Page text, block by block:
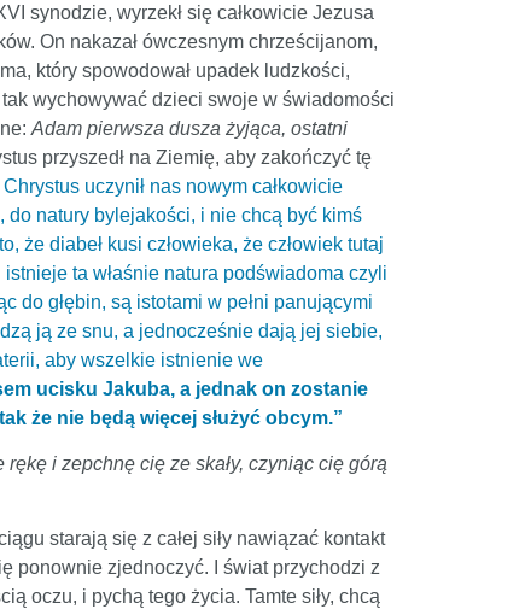
synodzie, wyrzekł się całkowicie Jezusa
On nakazał ówczesnym chrześcijanom,
który spowodował upadek ludzkości,
wychowywać dzieci swoje w świadomości
Adam pierwsza dusza żyjąca, ostatni
przyszedł na Ziemię, aby zakończyć tę
Chrystus uczynił nas nowym całkowicie
natury bylejakości, i nie chcą być kimś
że diabeł kusi człowieka, że człowiek tutaj
ta właśnie natura podświadoma czyli
do głębin, są istotami w pełni panującymi
ją ze snu, a jednocześnie dają jej siebie,
aby wszelkie istnienie we
ucisku Jakuba, a jednak on zostanie
że nie będą więcej służyć obcym.”
i zepchnę cię ze skały, czyniąc cię górą
starają się z całej siły nawiązać kontakt
ponownie zjednoczyć. I świat przychodzi z
oczu, i pychą tego życia. Tamte siły, chcą